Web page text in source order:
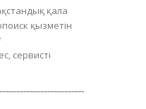
қала
қызметін
сервисті